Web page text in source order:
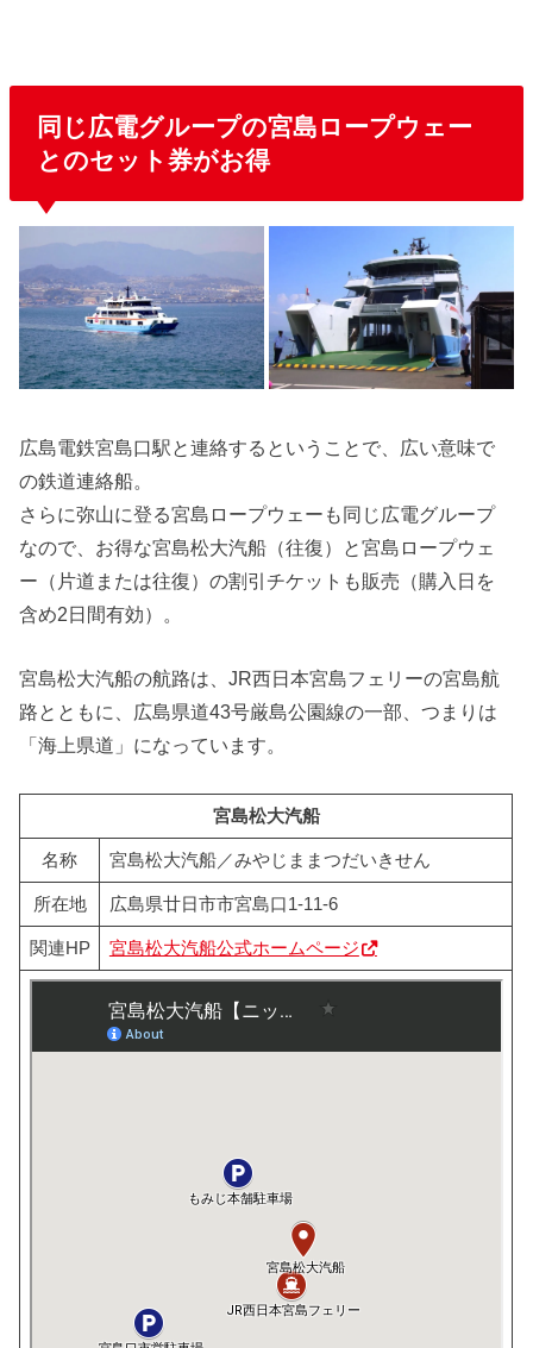
同じ広電グループの宮島ロープウェー
とのセット券がお得
広島電鉄宮島口駅と連絡するということで、広い意味で
の鉄道連絡船。
さらに弥山に登る宮島ロープウェーも同じ広電グループ
なので、お得な宮島松大汽船（往復）と宮島ロープウェ
ー（片道または往復）の割引チケットも販売（購入日を
含め2日間有効）。
宮島松大汽船の航路は、JR西日本宮島フェリーの宮島航
路とともに、広島県道43号厳島公園線の一部、つまりは
「海上県道」になっています。
宮島松大汽船
名称 宮島松大汽船／みやじままつだいきせん
所在地 広島県廿日市市宮島口1-11-6
関連HP 宮島松大汽船公式ホームページ